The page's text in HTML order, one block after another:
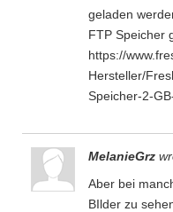
geladen
FTP Speicher
https://
Hersteller/
Speicher-2-
MelanieGrz
Aber bei
BIlder zu